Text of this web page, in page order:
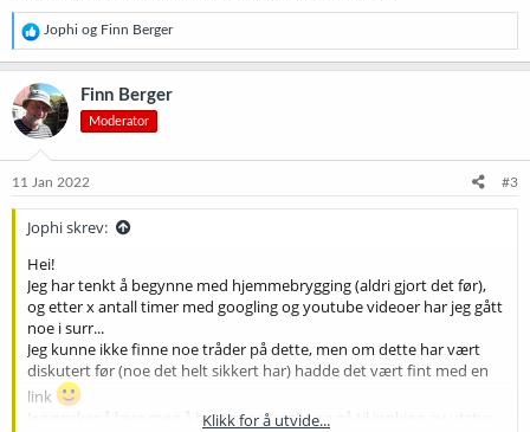
R
e
a
k
s
j
o
e
Jophi og Finn Berger
Finn Berger
Moderator
11 Jan 2022 #3
Jophi skrev:
Hei!
Jeg har tenkt å begynne med hjemmebrygging (aldri gjort det før),
og etter x antall timer med googling og youtube videoer har jeg gått
noe i surr...
Jeg kunne ikke finne noe tråder på dette, men om dette har vært
diskutert før (noe det helt sikkert har) hadde det vært fint med en
link
Jeg ønsker å lære meg å brygge ordentlig og gå til innkjøp av utstyr
Klikk for å utvide...